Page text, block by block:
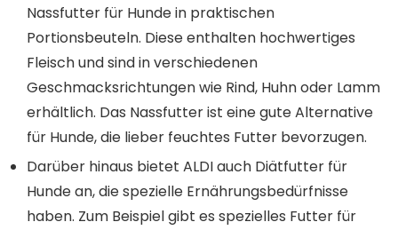
Nassfutter für Hunde in praktischen
Portionsbeuteln. Diese enthalten hochwertiges
Fleisch und sind in verschiedenen
Geschmacksrichtungen wie Rind, Huhn oder Lamm
erhältlich. Das Nassfutter ist eine gute Alternative
für Hunde, die lieber feuchtes Futter bevorzugen.
Darüber hinaus bietet ALDI auch Diätfutter für
Hunde an, die spezielle Ernährungsbedürfnisse
haben. Zum Beispiel gibt es spezielles Futter für